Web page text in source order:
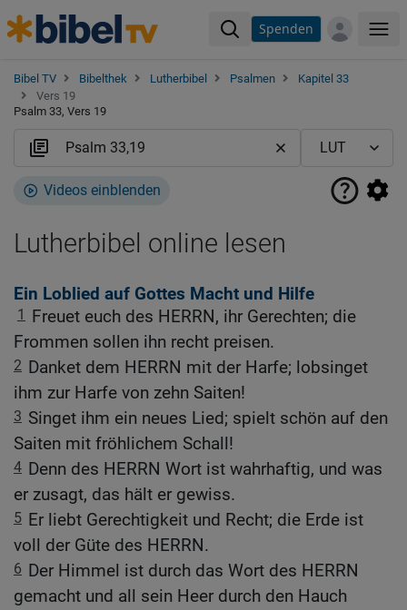
Spenden
Bibel TV Bibelthek Lutherbibel Psalmen
Kapitel 33
Vers 19
Psalm 33, Vers 19
Videos einblenden
Lutherbibel online lesen
Ein Loblied auf Gottes Macht und Hilfe
1
Freuet euch des HERRN, ihr Gerechten; die
Frommen sollen ihn recht preisen.
2 Danket dem HERRN mit der Harfe; lobsinget
ihm zur Harfe von zehn Saiten!
3 Singet ihm ein neues Lied; spielt schön auf den
Saiten mit fröhlichem Schall!
4 Denn des HERRN Wort ist wahrhaftig, und was
er zusagt, das hält er gewiss.
5 Er liebt Gerechtigkeit und Recht; die Erde ist
voll der Güte des HERRN.
6 Der Himmel ist durch das Wort des HERRN
gemacht und all sein Heer durch den Hauch